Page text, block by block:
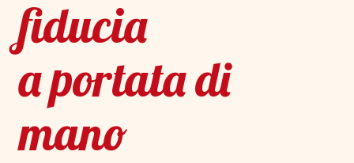
fiducia
a portata di
mano